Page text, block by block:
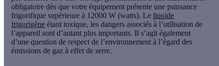
obligatoire dès que votre équipement présente une puissance
frigorifique supérieure à 12000 W (watts). Le liquide
frigorigène étant toxique, les dangers associés à l’utilisation de
l’appareil sont d’autant plus importants. Il s’agit également
d’une question de respect de l’environnement à l’égard des
émissions de gaz à effet de serre.